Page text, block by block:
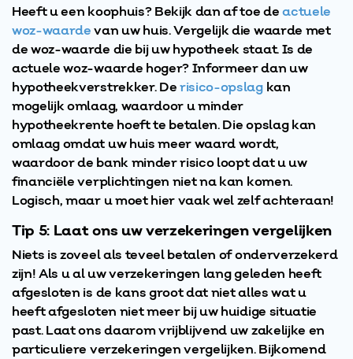
Heeft u een koophuis? Bekijk dan af toe deactuele
woz-waardevan uw huis. Vergelijk die waarde met
de woz-waarde die bij uw hypotheek staat. Is de
actuele woz-waarde hoger? Informeer dan uw
hypotheekverstrekker. Derisico-opslagkan
mogelijk omlaag, waardoor u minder
hypotheekrente hoeft te betalen. Die opslag kan
omlaag omdat uw huis meer waard wordt,
waardoor de bank minder risico loopt dat u uw
financiële verplichtingen niet na kan komen.
Logisch, maar u moet hier vaak wel zelf achteraan!
Tip 5: Laat ons uw verzekeringen vergelijken
Niets is zoveel als teveel betalen of onderverzekerd
zijn! Als u al uw verzekeringen lang geleden heeft
afgesloten is de kans groot dat niet alles wat u
heeft afgesloten niet meer bij uw huidige situatie
past. Laat ons daarom vrijblijvend uw zakelijke en
particuliere verzekeringen vergelijken. Bijkomend